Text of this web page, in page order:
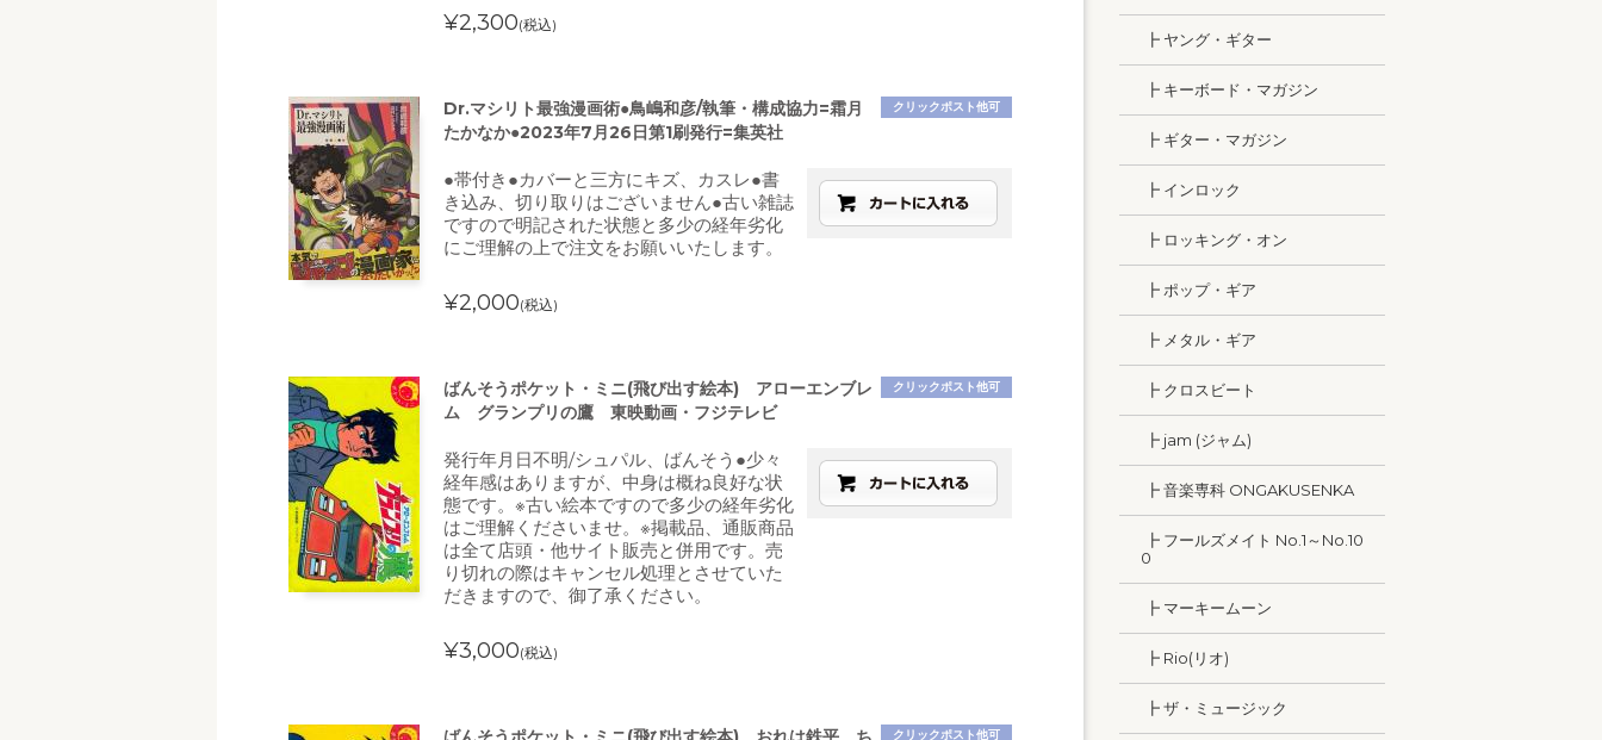
¥2,300(税込)
クリックポスト他可
Dr.マシリト最強漫画術●鳥嶋和彦/執筆・構成協力=霜月
たかなか●2023年7月26日第1刷発行=集英社
●帯付き●カバーと三方にキズ、カスレ●書
き込み、切り取りはございません●古い雑誌
ですので明記された状態と多少の経年劣化
にご理解の上で注文をお願いいたします。
¥2,000(税込)
クリックポスト他可
ばんそうポケット・ミニ(飛び出す絵本) アローエンブレ
ム グランプリの鷹 東映動画・フジテレビ
発行年月日不明/シュパル、ばんそう●少々
経年感はありますが、中身は概ね良好な状
態です。※古い絵本ですので多少の経年劣化
はご理解くださいませ。※掲載品、通販商品
は全て店頭・他サイト販売と併用です。売
り切れの際はキャンセル処理とさせていた
だきますので、御了承ください。
¥3,000(税込)
クリックポスト他可
┣ ヤング・ギター
┣ キーボード・マガジン
┣ ギター・マガジン
┣ インロック
┣ ロッキング・オン
┣ ポップ・ギア
┣ メタル・ギア
┣ クロスビート
┣ jam (ジャム)
┣ 音楽専科 ONGAKUSENKA
┣ フールズメイト No.1～No.10
0
┣ マーキームーン
┣ Rio(リオ)
┣ ザ・ミュージック